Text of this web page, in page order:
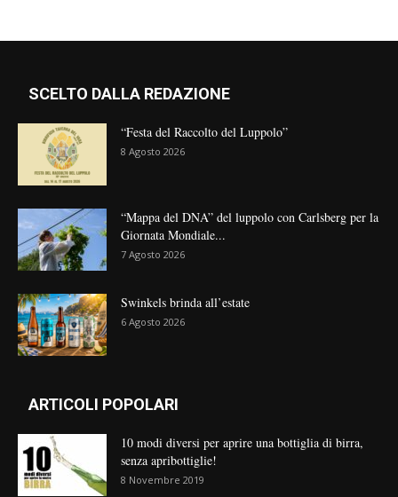
SCELTO DALLA REDAZIONE
“Festa del Raccolto del Luppolo”
8 Agosto 2026
“Mappa del DNA” del luppolo con Carlsberg per la
Giornata Mondiale...
7 Agosto 2026
Swinkels brinda all’estate
6 Agosto 2026
ARTICOLI POPOLARI
10 modi diversi per aprire una bottiglia di birra,
senza apribottiglie!
8 Novembre 2019